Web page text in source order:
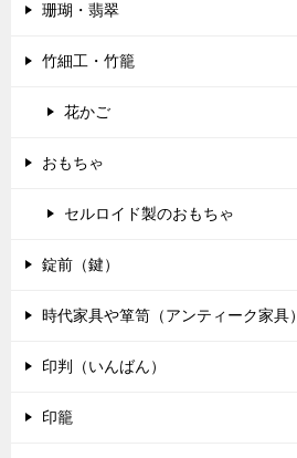
珊瑚・翡翠
竹細工・竹籠
花かご
おもちゃ
セルロイド製のおもちゃ
錠前（鍵）
時代家具や箪笥（アンティーク家具）
印判（いんばん）
印籠